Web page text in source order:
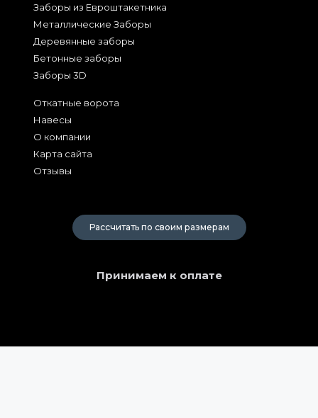
Заборы из Евроштакетника
Металлические Заборы
Деревянные заборы
Бетонные заборы
Заборы 3D
Откатные ворота
Навесы
О компании
Карта сайта
Отзывы
Рассчитать по своим размерам
Принимаем к оплате